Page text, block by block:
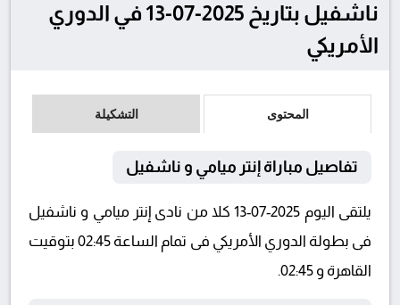
ناشفيل بتاريخ 2025-07-13 في الدوري
الأمريكي
المحتوى التشكيلة
تفاصيل مباراة إنتر ميامي و ناشفيل
يلتقى اليوم 2025-07-13 كلا من نادى إنتر ميامي و ناشفيل
فى بطولة الدوري الأمريكي فى تمام الساعة 02:45 بتوقيت
القاهرة و 02:45.